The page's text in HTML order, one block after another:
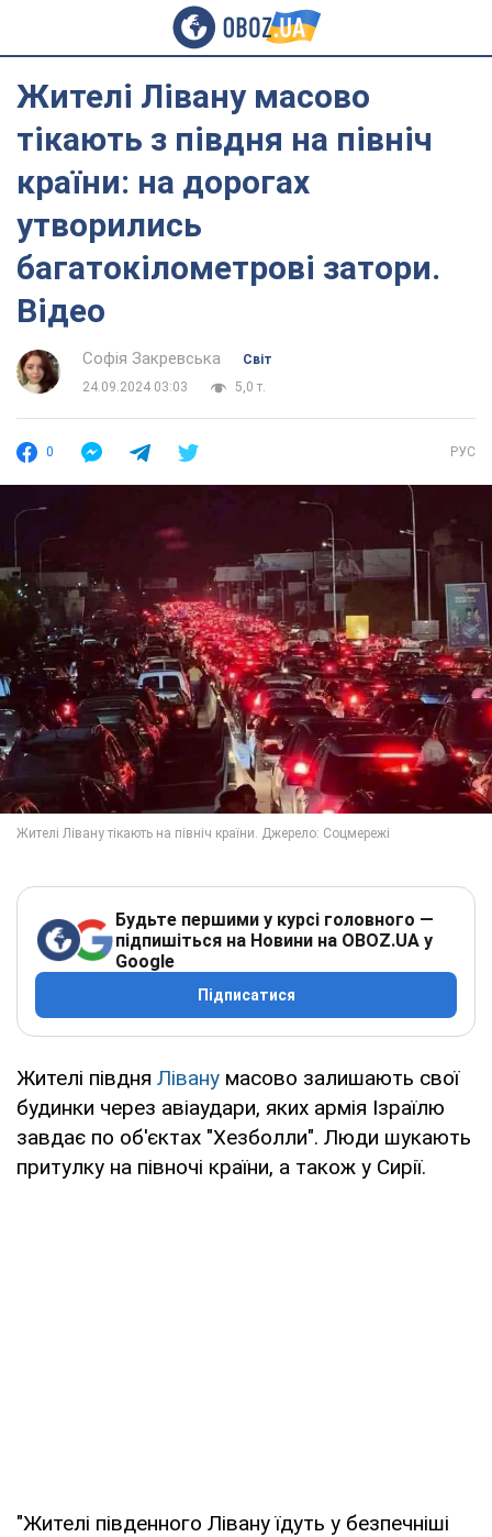
Жителі Лівану масово
тікають з півдня на північ
країни: на дорогах
утворились
багатокілометрові затори.
Відео
Софія Закревська
Світ
24.09.2024 03:03
5,0 т.
0 РУС
Будьте першими у курсі головного —
підпишіться на Новини на OBOZ.UA у
Google
Підписатися
Жителі півдня Лівану масово залишають свої
будинки через авіаудари, яких армія Ізраїлю
завдає по об'єктах "Хезболли". Люди шукають
притулку на півночі країни, а також у Сирії.
"Жителі південного Лівану їдуть у безпечніші